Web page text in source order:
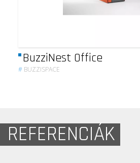
BuzziNest Office
# BUZZISPACE
REFERENCIÁK